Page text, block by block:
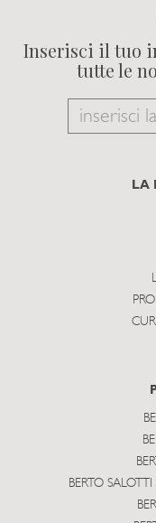
Inserisci il tuo
tutte le
LA
BERTO